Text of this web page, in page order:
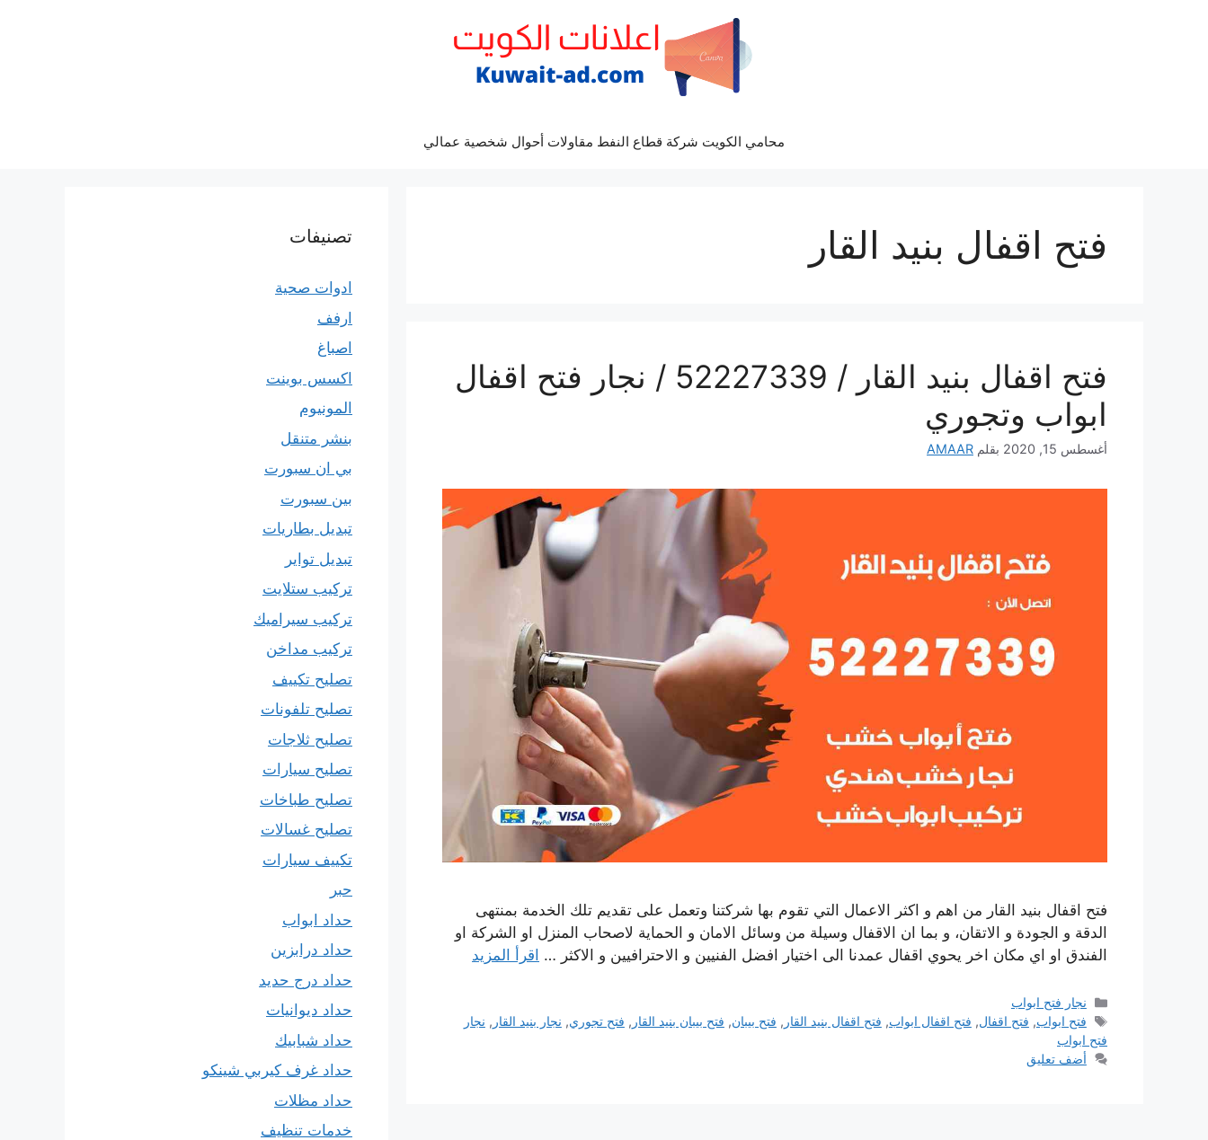
محامي الكويت شركة قطاع النفط مقاولات أحوال شخصية عمالي
فتح اقفال بنيد القار
فتح اقفال بنيد القار / 52227339 / نجار فتح اقفال
ابواب وتجوري
أغسطس 15, 2020 بقلم AMAAR
فتح اقفال بنيد القار من اهم و اكثر الاعمال التي تقوم بها شركتنا وتعمل على تقديم تلك الخدمة بمنتهى
الدقة و الجودة و الاتقان، و بما ان الاقفال وسيلة من وسائل الامان و الحماية لاصحاب المنزل او الشركة او
الفندق او اي مكان اخر يحوي اقفال عمدنا الى اختيار افضل الفنيين و الاحترافيين و الاكثر … اقرأ المزيد
التصنيفات
نجار فتح ابواب
الوسوم
فتح ابواب, فتح اقفال, فتح اقفال ابواب, فتح اقفال بنيد القار , فتح بيبان, فتح بيبان بنيد القار , فتح تجوري, نجار بنيد القار , نجار
فتح ابواب
أضف تعليق
تصنيفات
ادوات صحية
ارفف
اصباغ
اكسس بوينت
المونيوم
بنشر متنقل
بي ان سبورت
بين سبورت
تبديل بطاريات
تبديل تواير
تركيب ستلايت
تركيب سيراميك
تركيب مداخن
تصليح تكييف
تصليح تلفونات
تصليح ثلاجات
تصليح سيارات
تصليح طباخات
تصليح غسالات
تكييف سيارات
حبر
حداد ابواب
حداد درابزين
حداد درج حديد
حداد ديوانيات
حداد شبابيك
حداد غرف كيربي شينكو
حداد مظلات
خدمات تنظيف